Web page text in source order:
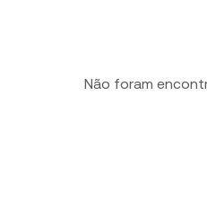
Não foram